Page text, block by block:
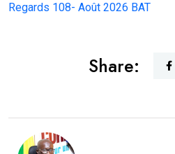
Regards 108- Août 2026 BAT
Share: